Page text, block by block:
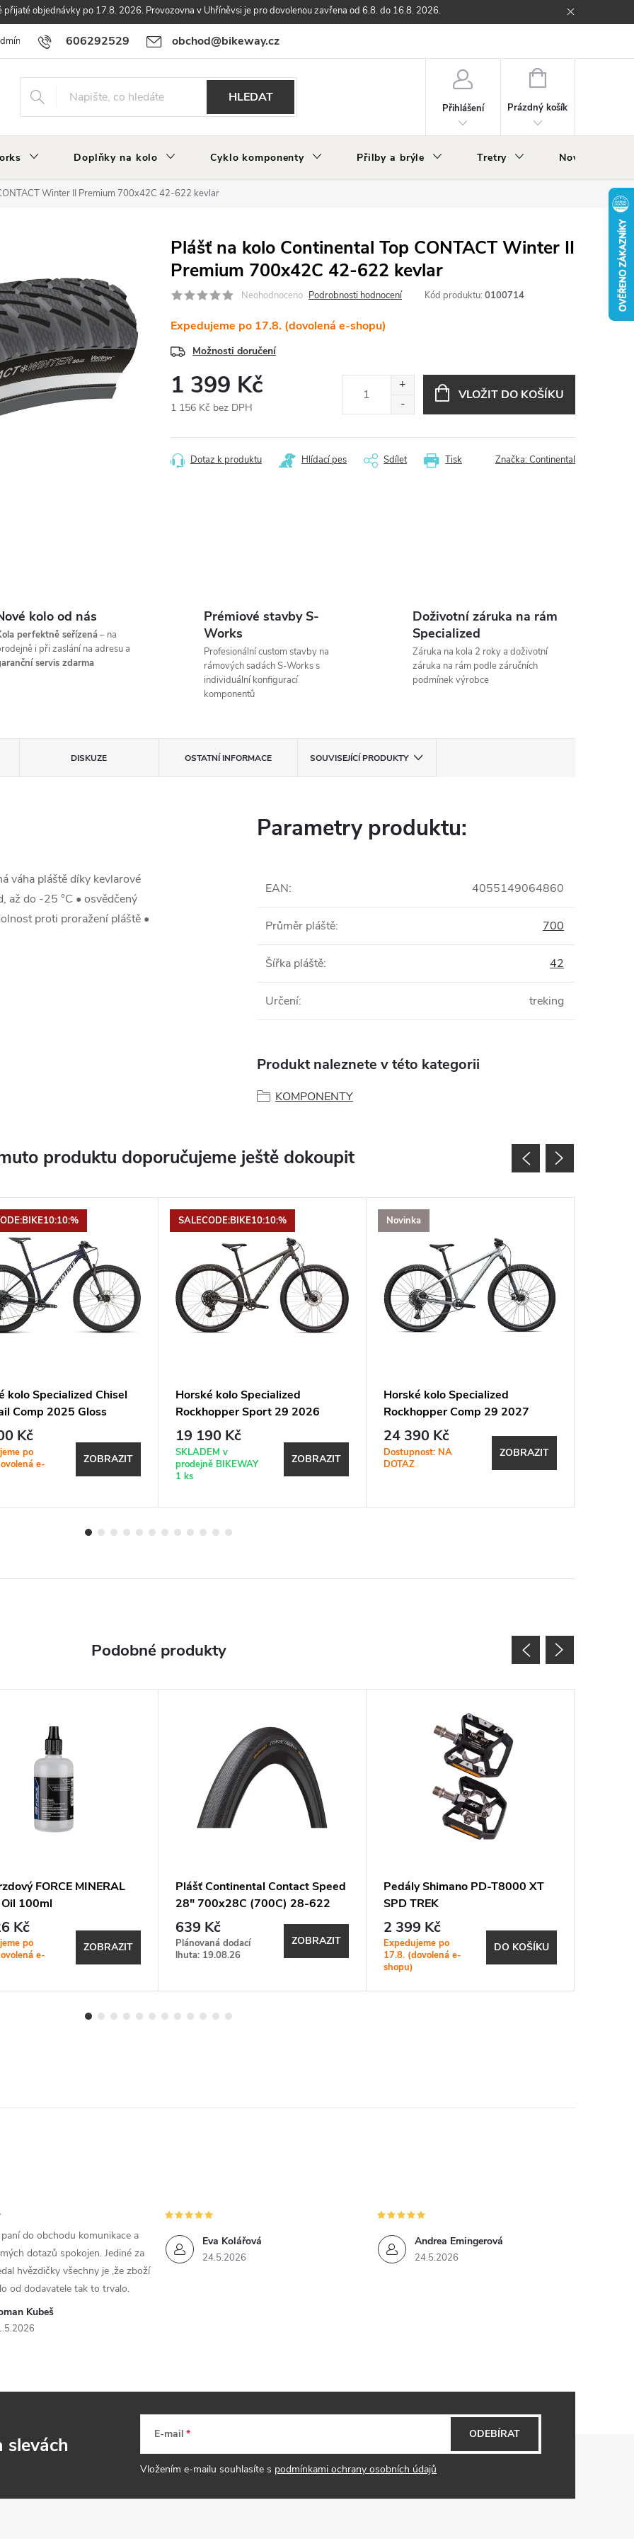
objednávky po 17.8. 2026. Provozovna v Uhříněvsi je pro dovolenou zavřena od 6.8. do 16.8. 2026.
606292529 obchod@bikeway.cz
Podmínky ochrany osobních údajů Vrácení a reklamace zboží
HLEDAT
Přihlášení
NÁKUPNÍ
Prázdný košík
Doplňky na kolo Cyklo komponenty Přilby a brýle Tretry Nově v
Winter II Premium 700x42C 42-622 kevlar
Plášť na kolo Continental Top CONTACT Winter II
Premium 700x42C 42-622 kevlar
Neohodnoceno Podrobnosti hodnocení Kód produktu: 0100714
Expedujeme po 17.8. (dovolená e-shopu)
Možnosti doručení
1 399 Kč
1 156 Kč bez DPH
cena:
VLOŽIT DO KOŠÍKU
Tisk
Dotaz k produktu Hlídací pes Sdílet Značka:Continental
kolo od nás
perfektně seřízená– na
i při zaslání na adresu a
servis zdarma
Prémiové stavby S-
Works
Profesionální custom stavby na
rámových sadách S-Works s
individuální konfigurací
komponentů
Doživotní záruka na rám
Specialized
Záruka na kola 2 roky a doživotní
záruka na rám podle záručních
podmínek výrobce
DISKUZE OSTATNÍ INFORMACE SOUVISEJÍCÍ PRODUKTY
váha pláště díky kevlarové
až do -25 °C • osvědčený
proti proražení pláště •
Parametry produktu:
EAN: 4055149064860
Průměr pláště: 700
Šířka pláště: 42
Určení: treking
Produkt naleznete v této kategorii
KOMPONENTY
produktu doporučujeme ještě dokoupit
kolo Specialized Chisel
Comp 2025 Gloss
Deep Marine / White
Kč
po
e-
ZOBRAZIT
SALECODE:BIKE10:10:%
Horské kolo Specialized
Rockhopper Sport 29 2026
Gloss Smoke
19 190 Kč
SKLADEM v
prodejně BIKEWAY
1 ks
ZOBRAZIT
Novinka
Horské kolo Specialized
Rockhopper Comp 29 2027
Satin Shadow Silver / Silver Dust
24 390 Kč
Dostupnost: NA
DOTAZ
ZOBRAZIT
FORCE MINERAL
100ml
Kč
po
e-
ZOBRAZIT
Plášť Continental Contact Speed
28" 700x28C (700C) 28-622
černá Skin
639 Kč
Plánovaná dodací
lhuta: 19.08.26
ZOBRAZIT
Pedály Shimano PD-T8000 XT
SPD TREK
2 399 Kč
Expedujeme po
17.8. (dovolená e-
shopu)
DO KOŠÍKU
Kubeš
do obchodu komunikace a
dotazů spokojen. Jediné za
hvězdičky všechny je ,že zboží
od dodavatele tak to trvalo.
Eva Kolářová
24.5.2026
Andrea Emingerová
24.5.2026
slevách E-mail
Vložením e-mailu souhlasíte s podmínkami ochrany osobních údajů
ODEBÍRAT